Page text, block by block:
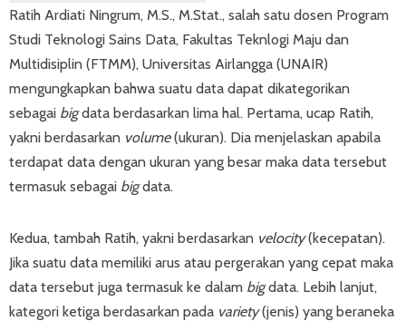
Ratih Ardiati Ningrum, M.S., M.Stat., salah satu dosen Program
Studi Teknologi Sains Data, Fakultas Teknlogi Maju dan
Multidisiplin (FTMM), Universitas Airlangga (UNAIR)
mengungkapkan bahwa suatu data dapat dikategorikan
sebagai bigdata berdasarkan lima hal. Pertama, ucap Ratih,
yakni berdasarkan volume(ukuran). Dia menjelaskan apabila
terdapat data dengan ukuran yang besar maka data tersebut
termasuk sebagai bigdata.
Kedua, tambah Ratih, yakni berdasarkan velocity(kecepatan).
Jika suatu data memiliki arus atau pergerakan yang cepat maka
data tersebut juga termasuk ke dalam bigdata. Lebih lanjut,
kategori ketiga berdasarkan pada variety(jenis) yang beraneka